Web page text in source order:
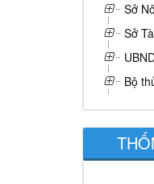
Sở
Sở
Bộ